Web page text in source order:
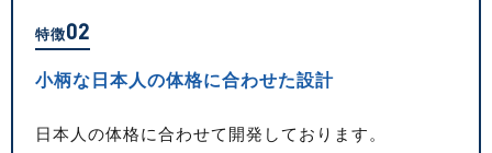
特徴02
小柄な日本人の体格に合わせた設計
日本人の体格に合わせて開発しております。